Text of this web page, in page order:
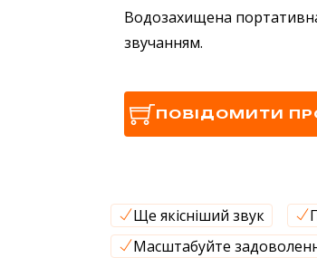
Водозахищена
звучанням.
ПОВІДОМИТИ
Ще якісніший звук
Масштабуйте